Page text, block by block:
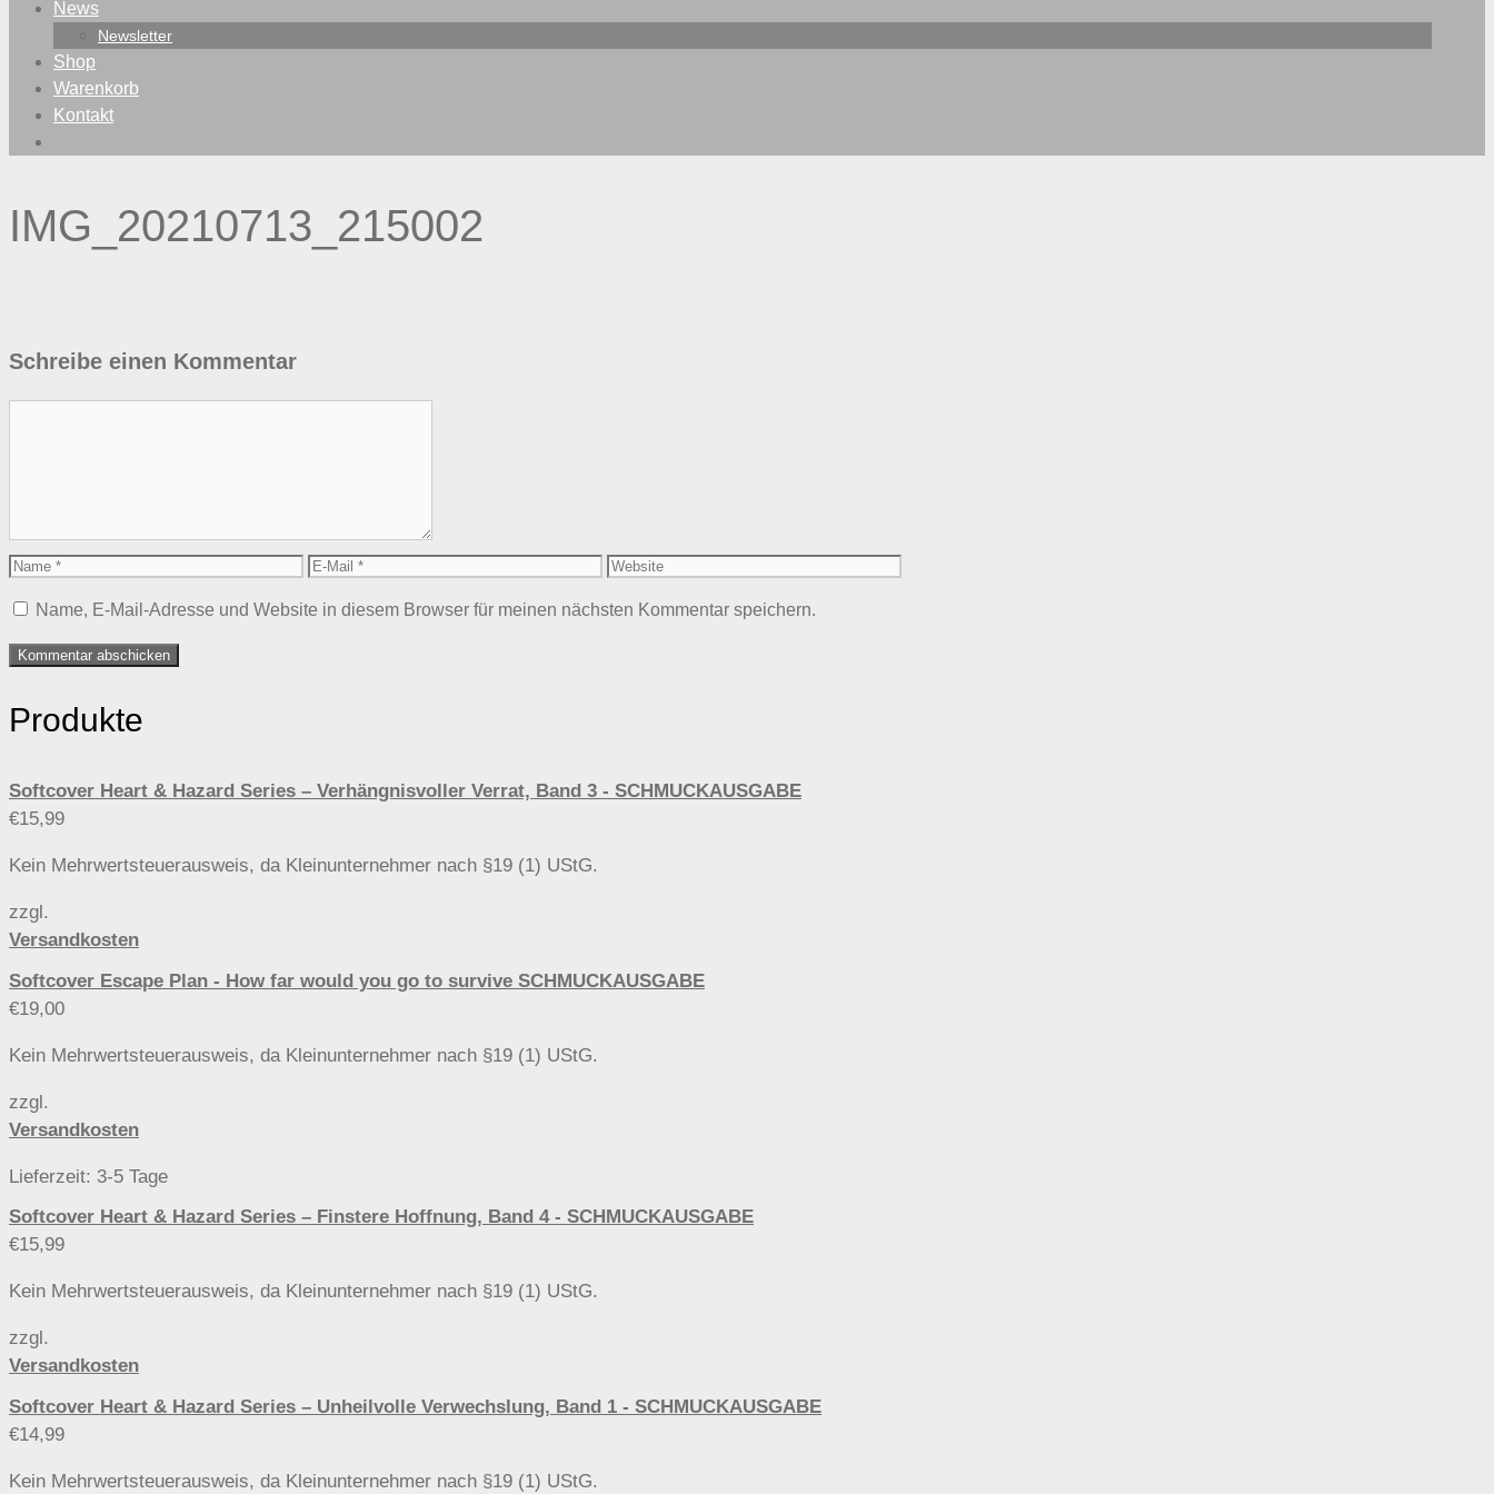
News
Newsletter
Shop
Warenkorb
Kontakt
IMG_20210713_215002
Schreibe einen Kommentar
Name
E-
Website
Name, E-Mail-Adresse und Website in diesem Browser für meinen nächsten Kommentar speichern.
Produkte
Softcover Heart & Hazard Series – Verhängnisvoller Verrat, Band 3 - SCHMUCKAUSGABE
€15,99
Kein Mehrwertsteuerausweis, da Kleinunternehmer nach §19 (1) UStG.
zzgl.
Versandkosten
Softcover Escape Plan - How far would you go to survive SCHMUCKAUSGABE
€19,00
Kein Mehrwertsteuerausweis, da Kleinunternehmer nach §19 (1) UStG.
zzgl.
Versandkosten
Lieferzeit: 3-5 Tage
Softcover Heart & Hazard Series – Finstere Hoffnung, Band 4 - SCHMUCKAUSGABE
€15,99
Kein Mehrwertsteuerausweis, da Kleinunternehmer nach §19 (1) UStG.
zzgl.
Versandkosten
Softcover Heart & Hazard Series – Unheilvolle Verwechslung, Band 1 - SCHMUCKAUSGABE
€14,99
Kein Mehrwertsteuerausweis, da Kleinunternehmer nach §19 (1) UStG.